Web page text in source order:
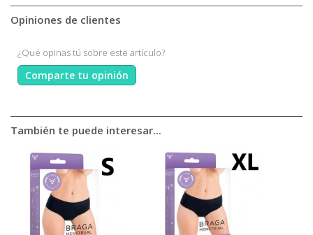
Opiniones de clientes
¿Qué opinas tú sobre este artículo?
Comparte tu opinión
También te puede interesar...